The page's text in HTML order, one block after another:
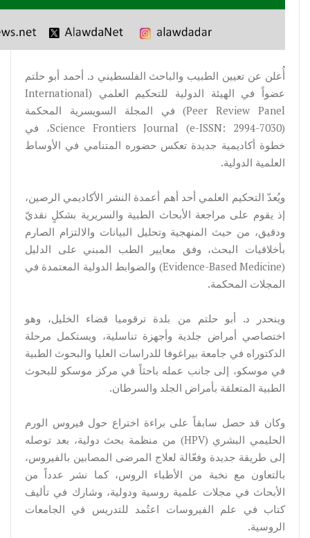
أُعلن عن تعيين الطبيب والباحث الفلسطيني د. أحمد أبو حلتم
عضواً في الهيئة الدولية للتحكيم العلمي (International
Peer Review Panel) في المجلة السويسرية المحكمة
Science Frontiers Journal (e-ISSN: 2994-7030)، في
خطوة أكاديمية جديدة تعكس حضوره المتنامي في الأوساط
العلمية الدولية.
ويُعدّ التحكيم العلمي أحد أهم أعمدة النشر الأكاديمي الرصين،
إذ يقوم على مراجعة الأبحاث الطبية والسريرية بشكلٍ نقديّ
ودقيق، من حيث المنهجية وتحليل البيانات والالتزام الصارم
بأخلاقيات البحث، وفق معايير الطب المبني على الدليل
(Evidence-Based Medicine) والضوابط الدولية المعتمدة في
المجلات المحكمة.
وينحدر د. أبو حلتم من بلدة ترقوميا قضاء الخليل، وهو
اختصاصي أمراض جلدية وأجهزة تناسلية، ويستكمل مرحلة
الدكتوراه في جامعة بيراغوفا للدراسات العليا والبحوث الطبية
في موسكو، إلى جانب عمله باحثاً في مركز موسكو للبحوث
الطبية المتعلقة بأمراض الجلد والسرطان.
وكان قد حصل سابقاً على براءة اختراع حول فيروس الورم
الحليمي البشري (HPV) من منظمة بحث دولية، بعد توصله
إلى طريقة جديدة وفعّالة لعلاج المرضى المصابين بالفيروس،
بالتعاون مع نخبة من الأطباء الروس، كما نشر عدداً من
الأبحاث في مجلات علمية روسية ودولية، وشارك في تأليف
كتاب في علم الفيروسات اعتُمد للتدريس في الجامعات
الروسية.